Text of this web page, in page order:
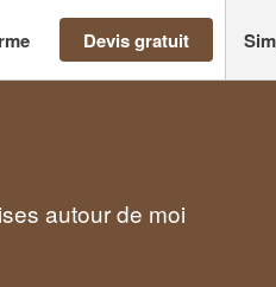
Devis gratuit
autour de moi